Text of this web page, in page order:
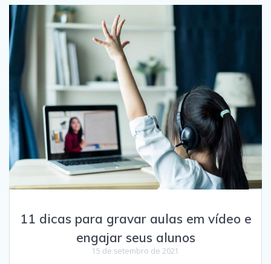
11 dicas para gravar aulas em vídeo e
engajar seus alunos
15 de setembro de 2021